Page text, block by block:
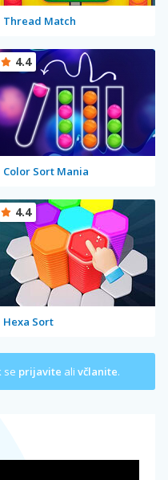
Thread Match
Color Sort Mania
4.4
Hexa Sort
4.4
se prijavite ali včlanite.